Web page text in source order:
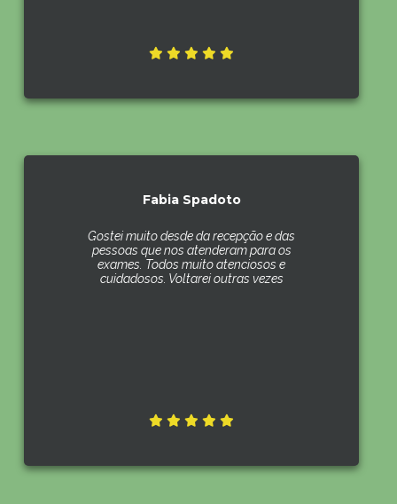
Fabia Spadoto
Gostei muito desde da recepção e das
pessoas que nos atenderam para os
exames. Todos muito atenciosos e
cuidadosos. Voltarei outras vezes